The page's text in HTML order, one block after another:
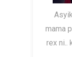
mama
rex ni..